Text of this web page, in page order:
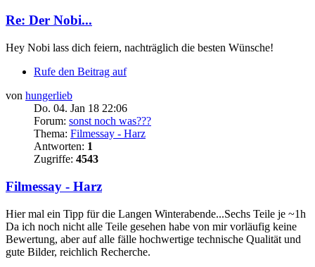
Re: Der Nobi...
Hey Nobi lass dich feiern, nachträglich die besten Wünsche!
Rufe den Beitrag auf
von hungerlieb
Do. 04. Jan 18 22:06
Forum: sonst noch was???
Thema: Filmessay - Harz
Antworten: 1
Zugriffe: 4543
Filmessay - Harz
Hier mal ein Tipp für die Langen Winterabende...Sechs Teile je ~1h
Da ich noch nicht alle Teile gesehen habe von mir vorläufig keine
Bewertung, aber auf alle fälle hochwertige technische Qualität und
gute Bilder, reichlich Recherche.